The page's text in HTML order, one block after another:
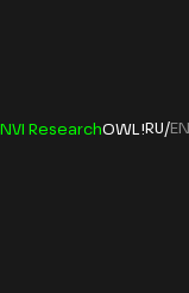
NVI ResearchOWL!RU/